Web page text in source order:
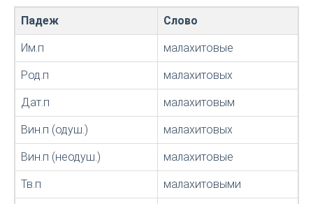
Падеж Слово
Им.п малахитовые
Род.п малахитовых
Дат.п малахитовым
Вин.п (одуш.) малахитовых
Вин.п (неодуш.) малахитовые
Тв.п малахитовыми